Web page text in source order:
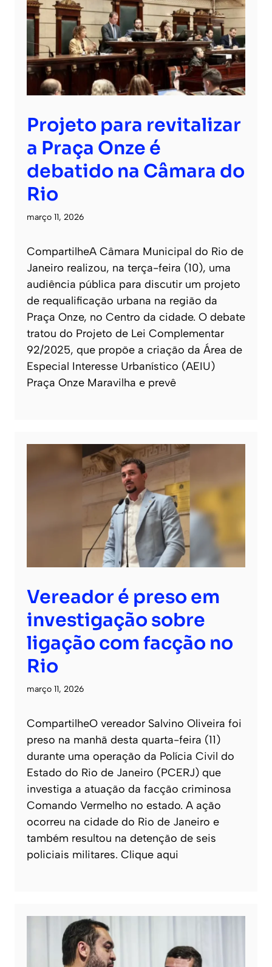
Projeto para revitalizar
a Praça Onze é
debatido na Câmara do
Rio
março 11, 2026
CompartilheA Câmara Municipal do Rio de
Janeiro realizou, na terça-feira (10), uma
audiência pública para discutir um projeto
de requalificação urbana na região da
Praça Onze, no Centro da cidade. O debate
tratou do Projeto de Lei Complementar
92/2025, que propõe a criação da Área de
Especial Interesse Urbanístico (AEIU)
Praça Onze Maravilha e prevê
Vereador é preso em
investigação sobre
ligação com facção no
Rio
março 11, 2026
CompartilheO vereador Salvino Oliveira foi
preso na manhã desta quarta-feira (11)
durante uma operação da Polícia Civil do
Estado do Rio de Janeiro (PCERJ) que
investiga a atuação da facção criminosa
Comando Vermelho no estado. A ação
ocorreu na cidade do Rio de Janeiro e
também resultou na detenção de seis
policiais militares. Clique aqui